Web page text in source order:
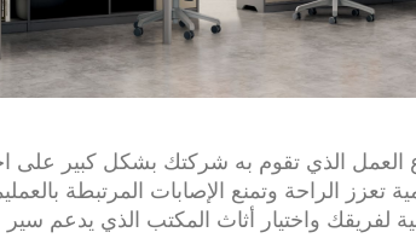
العمل الذي تقوم به شركتك بشكل كبير
الراحة وتمنع الإصابات المرتبطة
لفريقك واختيار أثاث المكتب الذي يدعم